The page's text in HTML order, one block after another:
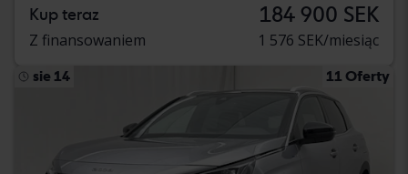
Kup teraz 184 900 SEK
Z finansowaniem 1 576 SEK/miesiąc
sie 14 11 Oferty